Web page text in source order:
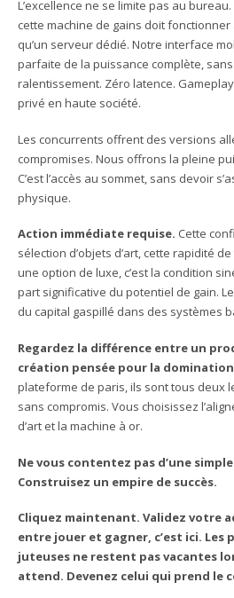
L’excellence ne se limite pas au
cette machine de gains doit
qu’un serveur dédié. Notre interface
parfaite de la puissance complète,
ralentissement. Zéro latence.
privé en haute société.
Les concurrents offrent des versions
compromises. Nous offrons la pleine
C’est l’accès au sommet, sans devoir
physique.
Action immédiate requise. Cette
sélection d’objets d’art, cette rapidité
une option de luxe, c’est la condition
part significative du potentiel de gain.
du capital gaspillé dans des systèmes
Regardez la différence entre un
création pensée pour la
plateforme de paris, ils sont tous deux
sans compromis. Vous choisissez
d’art et la machine à or.
Ne vous contentez pas d’une
Construisez un empire de succès.
Cliquez maintenant. Validez votre
entre jouer et gagner, c’est ici. Les
juteuses ne restent pas vacantes
attend. Devenez celui qui prend le